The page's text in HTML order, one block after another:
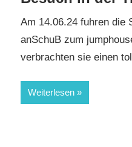
Am 14.06.24 fuhren die
anSchuB zum
verbrachten sie einen
Weiterlesen